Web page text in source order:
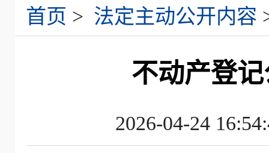
首页 > 法定主动公开内容
不动产登
2026-04-24